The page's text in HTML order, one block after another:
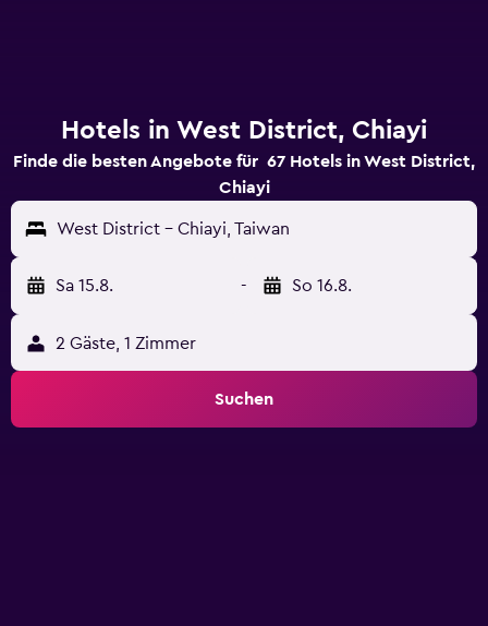
Hotels in West District, Chiayi
Finde die besten Angebote für 67 Hotels in West District,
Chiayi
West District - Chiayi, Taiwan
Sa 15.8. - So 16.8.
2 Gäste, 1 Zimmer
Suchen